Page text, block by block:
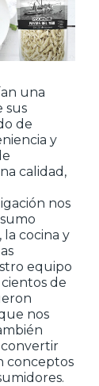
una
sus
de
y
calidad,
nos
la cocina y
equipo
de
nos
convertir
conceptos